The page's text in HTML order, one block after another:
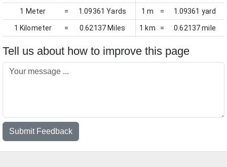
1 Meter = 1.09361 Yards 1 m = 1.09361 yard
1 Kilometer = 0.62137 Miles 1 km = 0.62137 mile
Tell us about how to improve this page
Submit Feedback